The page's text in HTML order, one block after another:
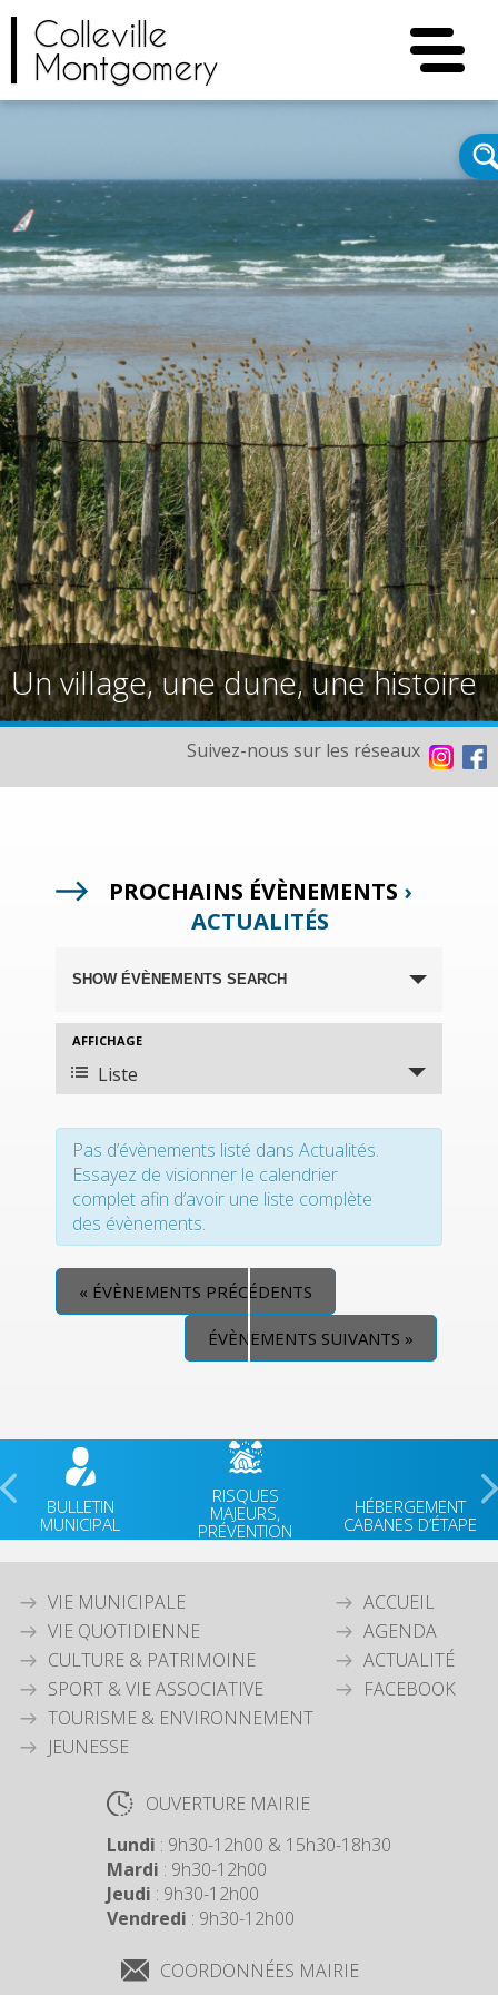
Colleville
Montgomery
Un village, une dune, une histoire
Suivez-nous sur les réseaux
PROCHAINS ÉVÈNEMENTS ›
ACTUALITÉS
RECHERCHE
ET
NAVIGATION
DE
ÉVÈNEMENTS
SHOW ÉVÈNEMENTS SEARCH
Navigation
de
vues
Évènement
AFFICHAGE
Liste
Pas d’évènements listé dans Actualités.
Essayez de visionner le calendrier
complet afin d’avoir une liste complète
des évènements.
« ÉVÈNEMENTS PRÉCÉDENTS
ÉVÈNEMENTS SUIVANTS »
BULLETIN
MUNICIPAL
RISQUES
MAJEURS,
PRÉVENTION
HÉBERGEMENT
CABANES D’ÉTAPE
VIE MUNICIPALE
VIE QUOTIDIENNE
CULTURE & PATRIMOINE
SPORT & VIE ASSOCIATIVE
TOURISME & ENVIRONNEMENT
JEUNESSE
ACCUEIL
AGENDA
ACTUALITÉ
FACEBOOK
OUVERTURE MAIRIE
Lundi : 9h30-12h00 & 15h30-18h30
Mardi : 9h30-12h00
Jeudi : 9h30-12h00
Vendredi : 9h30-12h00
COORDONNÉES MAIRIE